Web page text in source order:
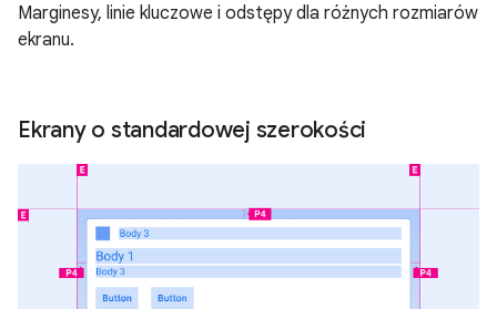
Marginesy, linie kluczowe i odstępy dla różnych rozmiarów
ekranu.
Ekrany o standardowej szerokości